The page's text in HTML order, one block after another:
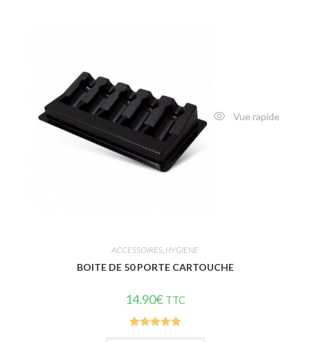
Vue rapide
ACCESSOIRES HYGIENE
BOITE DE 50 PORTE CARTOUCHE
14.90€ TTC
Note5.00